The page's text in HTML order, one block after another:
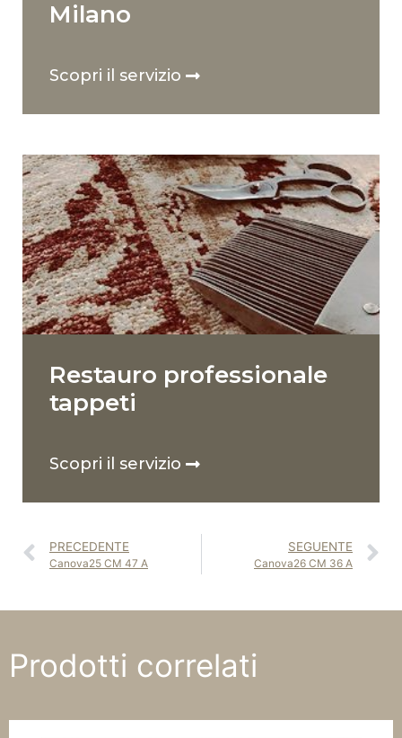
Milano
Scopri il servizio
Restauro professionale
tappeti
Scopri il servizio
PRECEDENTE
Canova25 CM 47 A
SEGUENTE
Canova26 CM 36 A
Prodotti correlati